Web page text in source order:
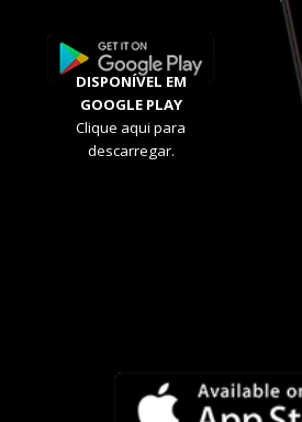
DISPONÍVEL EM
GOOGLE PLAY
Clique aqui para
descarregar.